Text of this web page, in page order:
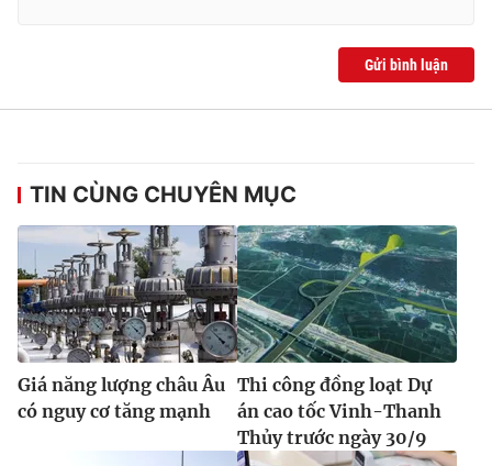
Gửi bình luận
TIN CÙNG CHUYÊN MỤC
Giá năng lượng châu Âu
có nguy cơ tăng mạnh
Thi công đồng loạt Dự
án cao tốc Vinh-Thanh
Thủy trước ngày 30/9